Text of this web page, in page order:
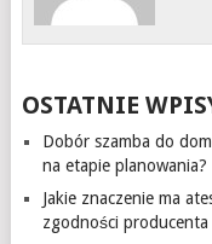
OSTATNIE
Dobór szamba do
na etapie planowania?
Jakie znaczenie ma
zgodności